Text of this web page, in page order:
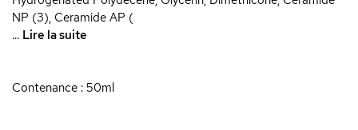
NP (3), Ceramide AP (
... Lire la suite
Contenance : 50ml